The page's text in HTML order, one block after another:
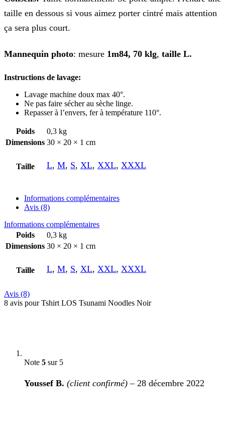
taille en dessous si vous aimez porter cintré mais attention
ça sera plus court.
Mannequin photo: mesure 1m84, 70 klg, taille L.
Instructions de lavage:
Lavage machine doux max 40°.
Ne pas faire sécher au sèche linge.
Repasser à l’envers, fer à température 110°.
Poids
0,3 kg
Dimensions 30 × 20 × 1 cm
Taille L, M, S, XL, XXL, XXXL
Informations complémentaires
Avis (8)
Informations complémentaires
Poids
0,3 kg
Dimensions 30 × 20 × 1 cm
Taille L, M, S, XL, XXL, XXXL
Avis (8)
8 avis pourTshirt LOS Tsunami Noodles Noir
Note 5 sur 5
Youssef B. (client confirmé) – 28 décembre 2022